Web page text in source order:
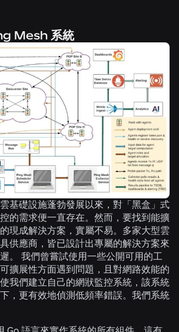
Mesh 系統
基礎設施蓬勃發展以來，對「黑盒」式
的需求便一直存在。然而，要找到能擴
現成解決方案，實屬不易。多家大型雲
供應商，皆已設計出專屬的解決方案來
。 我們曾嘗試使用一些公開可用的工
擴展性方面遇到問題，且對網路效能的
我們建立自己的網狀監控系統，該系統
，更有效地偵測低頻率錯誤。我們系統